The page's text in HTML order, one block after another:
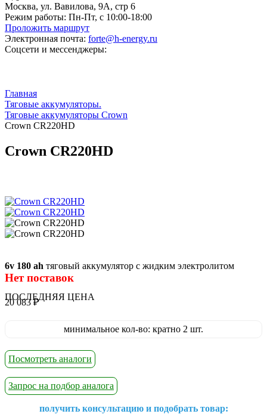
Москва, ул. Вавилова, 9А, стр 6
Режим работы: Пн-Пт, с 10:00-18:00
Проложить маршрут
Электронная почта: forte@h-energy.ru
Соцсети и мессенджеры:
Главная
Тяговые аккумуляторы.
Тяговые аккумуляторы Crown
Crown CR220HD
Crown CR220HD
6v 180 ah тяговый аккумулятор с жидким электролитом
Нет поставок
ПОСЛЕДНЯЯ ЦЕНА
20 083₽
минимальное кол-во: кратно 2 шт.
Посмотреть аналоги
Запрос на подбор аналога
получить консультацию и подобрать товар: